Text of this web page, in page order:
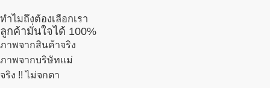
ทำไมถึงต้องเลือกเรา
ลูกค้ามั่นใจได้ 100%
ภาพจากสินค้าจริง
ภาพจากบริษัทแม่
จริง !! ไม่จกตา